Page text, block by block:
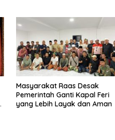
Masyarakat Raas Desak
Pemerintah Ganti Kapal Feri
yang Lebih Layak dan Aman